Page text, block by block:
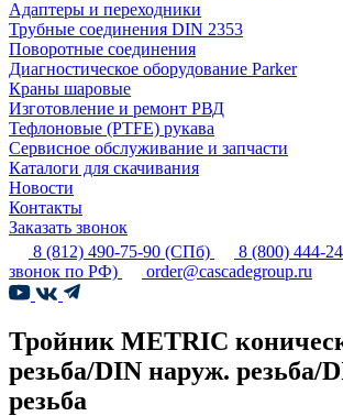
Адаптеры и переходники
Трубные соединения DIN 2353
Поворотные соединения
Диагностическое оборудование Parker
Краны шаровые
Изготовление и ремонт РВД
Тефлоновые (PTFE) рукава
Сервисное обслуживание и запчасти
Каталоги для скачивания
Новости
Контакты
Заказать звонок
8 (812) 490-75-90 (СПб) 8 (800) 444-
звонок по РФ)
order@cascadegroup.ru
Тройник METRIC
резьба/DIN наруж. резьба/
резьба